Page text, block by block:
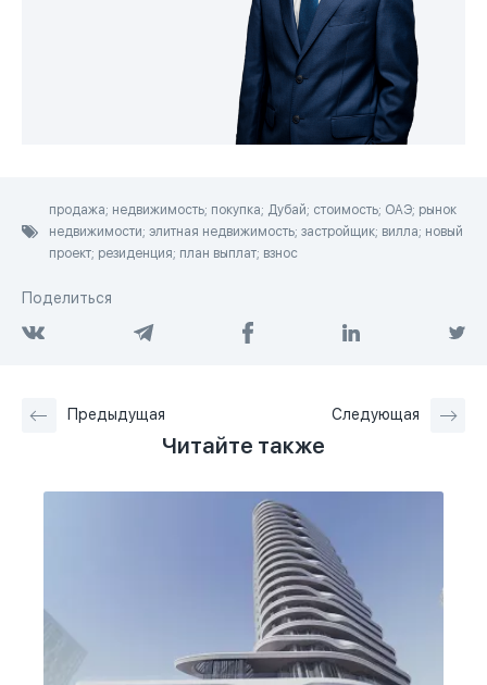
продажа; недвижимость; покупка; Дубай; стоимость; ОАЭ; рынок
недвижимости; элитная недвижимость; застройщик; вилла; новый
проект; резиденция; план выплат; взнос
Поделиться
Предыдущая Следующая
Читайте также